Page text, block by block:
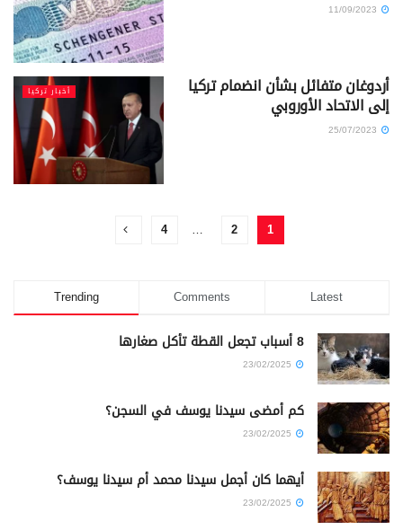
أخبار تركيا أردوغان متفائل بشأن انضمام تركيا
إلى الاتحاد الأوروبي
1
2
…
4
Trending Comments Latest
8 أسباب تجعل القطة تأكل صغارها
كم أمضى سيدنا يوسف في السجن؟
أيهما كان أجمل سيدنا محمد أم سيدنا يوسف؟